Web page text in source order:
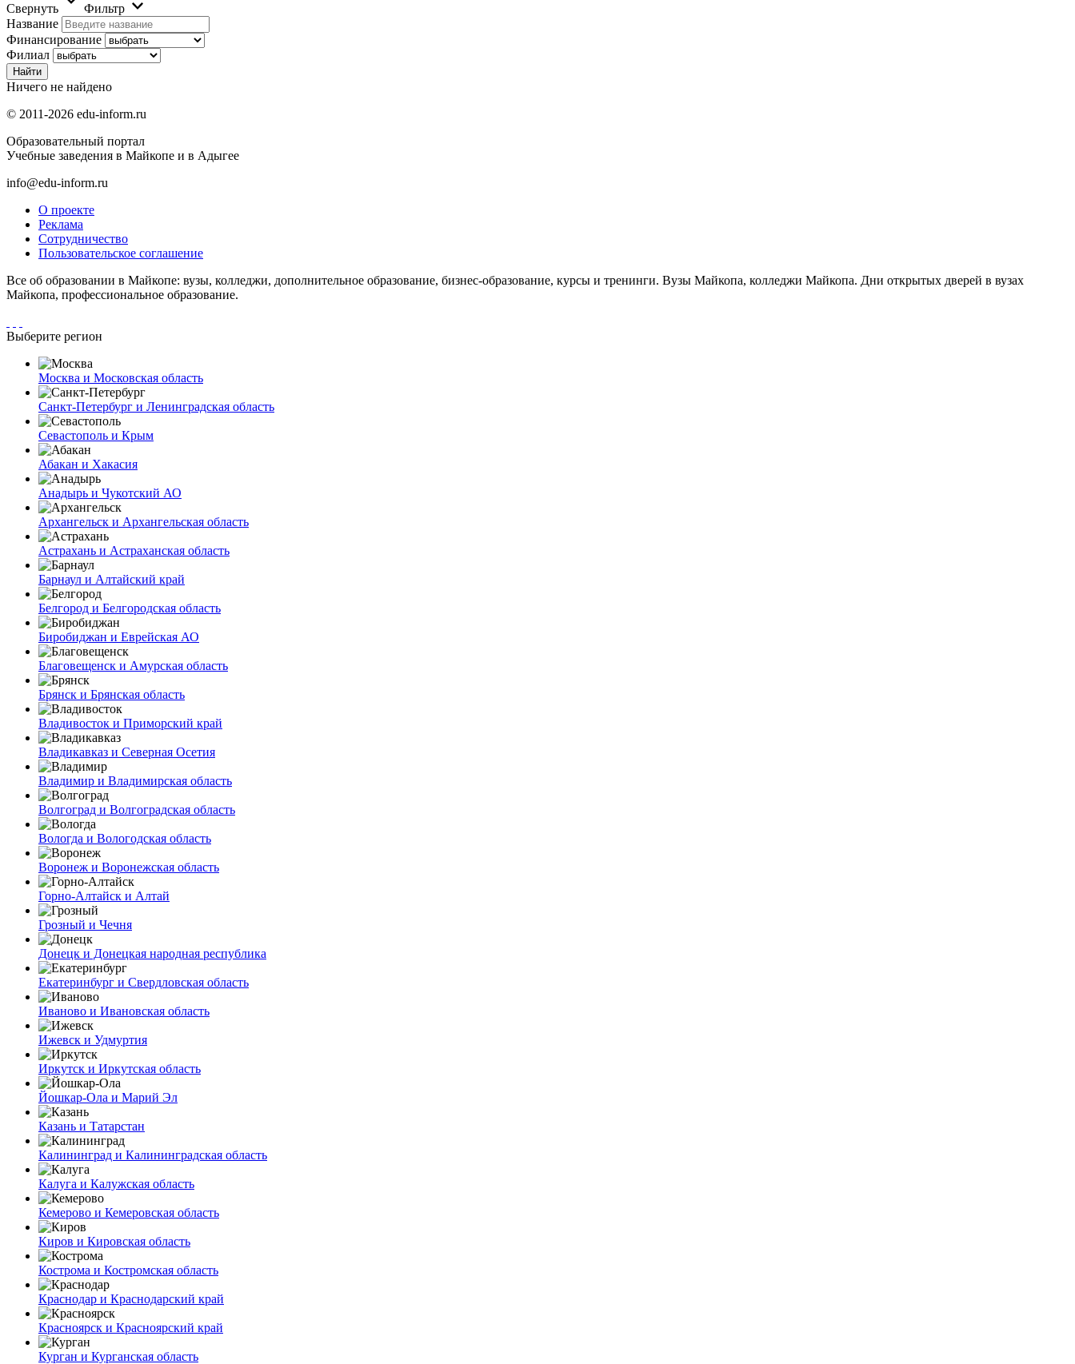
Свернуть
Фильтр
Название
Финансирование
Филиал
Ничего не найдено
© 2011-2026 edu-inform.ru
Образовательный портал
Учебные заведения в Майкопе и в Адыгее
info@edu-inform.ru
О проекте
Реклама
Сотрудничество
Пользовательское соглашение
Все об образовании в Майкопе: вузы, колледжи, дополнительное образование, бизнес-образование, курсы и тренинги. Вузы Майкопа, колледжи Майкопа. Дни открытых дверей в вузах
Майкопа, профессиональное образование.
Выберите регион
Москва и Московская область
Санкт-Петербург и Ленинградская область
Севастополь и Крым
Абакан и Хакасия
Анадырь и Чукотский АО
Архангельск и Архангельская область
Астрахань и Астраханская область
Барнаул и Алтайский край
Белгород и Белгородская область
Биробиджан и Еврейская АО
Благовещенск и Амурская область
Брянск и Брянская область
Владивосток и Приморский край
Владикавказ и Северная Осетия
Владимир и Владимирская область
Волгоград и Волгоградская область
Вологда и Вологодская область
Воронеж и Воронежская область
Горно-Алтайск и Алтай
Грозный и Чечня
Донецк и Донецкая народная республика
Екатеринбург и Свердловская область
Иваново и Ивановская область
Ижевск и Удмуртия
Иркутск и Иркутская область
Йошкар-Ола и Марий Эл
Казань и Татарстан
Калининград и Калининградская область
Калуга и Калужская область
Кемерово и Кемеровская область
Киров и Кировская область
Кострома и Костромская область
Краснодар и Краснодарский край
Красноярск и Красноярский край
Курган и Курганская область